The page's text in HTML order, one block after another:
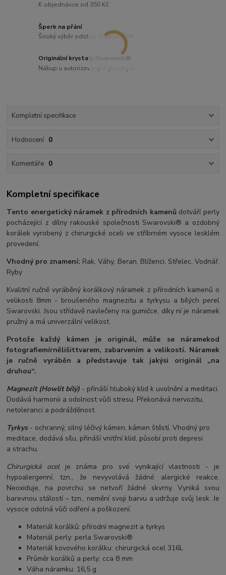
K objednávce od 350 Kč
Šperk na přání
Široký výběr odstínů Swarovski®
Originální krystaly Swarovski®
Nákup u autorizovaných prodejců
Kompletní specifikace
Hodnocení 0
Komentáře 0
Kompletní specifikace
Tento energetický náramek z přírodních kamenů dotváří perly
pocházející z dílny rakouské společnosti Swarovski® a ozdobný
korálek vyrobený z chirurgické oceli ve stříbrném vysoce lesklém
provedení.
Vhodný pro znamení: Rak, Váhy, Beran, Blíženci, Střelec, Vodnář,
Ryby
Kvalitní ručně vyráběný korálkový náramek z přírodních kamenů o
velikosti 8mm - broušeného magnezitu a tyrkysu a bílých perel
Swarovski. Jsou střídavě navlečeny na gumičce, díky ní je náramek
pružný a má univerzální velikost.
Protože každý kámen je originál, může se náramekod
fotografiemírnělišittvarem, zabarvením a velikostí. Náramek
je ručně vyráběn a představuje tak jakýsi originál „na
druhou“.
Magnezit (Howlit bílý) - přináší hluboký klid k uvolnění a meditaci.
Dodává harmonii a odolnost vůči stresu. Překonává nervozitu,
netoleranci a podrážděnost.
Tyrkys- ochranný, silný léčivý kámen, kámen štěstí. Vhodný pro
meditace, dodává sílu, přináší vnitřní klid, působí proti depresi
a strachu.
Chirurgická ocelje známa pro své vynikající vlastnosti - je
hypoalergenní, tzn., že nevyvolává žádné alergické reakce.
Neoxiduje, na povrchu se netvoří žádné skvrny. Vyniká svou
barevnou stálostí – tzn., nemění svoji barvu a udržuje svůj lesk. Je
vysoce odolná vůči odření a poškození.
Materiál korálků: přírodní magnezit a tyrkys
Materiál perly: perla Swarovski®
Materiál kovového korálku: chirurgická ocel 316L
Průměr korálků a perly: cca 8 mm
Váha náramku: 16,5 g